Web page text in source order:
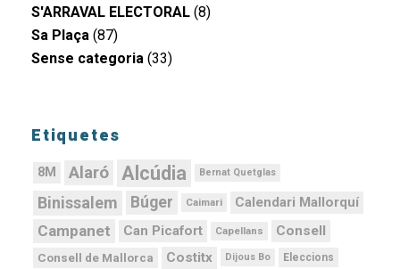
S'ARRAVAL ELECTORAL (8)
Sa Plaça (87)
Sense categoria (33)
Etiquetes
8M Alaró Alcúdia Bernat Quetglas
Binissalem Búger Caimari Calendari Mallorquí
Campanet Can Picafort Capellans Consell
Consell de Mallorca Costitx Dijous Bo Eleccions